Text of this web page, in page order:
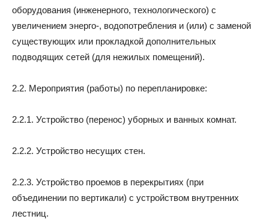
оборудования (инженерного, технологического) с
увеличением энерго-, водопотребления и (или) с заменой
существующих или прокладкой дополнительных
подводящих сетей (для нежилых помещений).
2.2. Мероприятия (работы) по перепланировке:
2.2.1. Устройство (перенос) уборных и ванных комнат.
2.2.2. Устройство несущих стен.
2.2.3. Устройство проемов в перекрытиях (при
объединении по вертикали) с устройством внутренних
лестниц.